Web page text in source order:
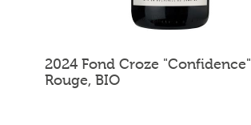
2024 Fond Croze "Confidence"
Rouge, BIO